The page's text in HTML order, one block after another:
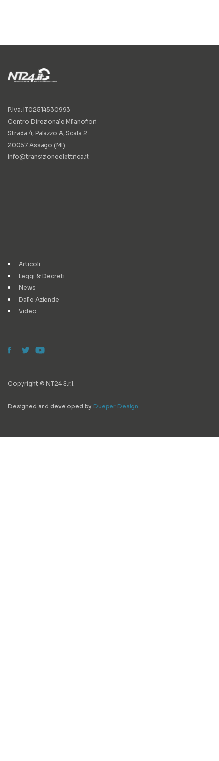
P.Iva: IT02514530993
Centro Direzionale Milanofiori
Strada 4, Palazzo A, Scala 2
20057 Assago (MI)
info@transizioneelettrica.it
Articoli
Leggi & Decreti
News
Dalle Aziende
Video
Copyright © NT24 S.r.l.
Designed and developed by Dueper Design